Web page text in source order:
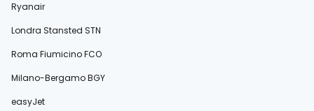
Ryanair
Londra Stansted STN
Roma Fiumicino FCO
Milano-Bergamo BGY
easyJet